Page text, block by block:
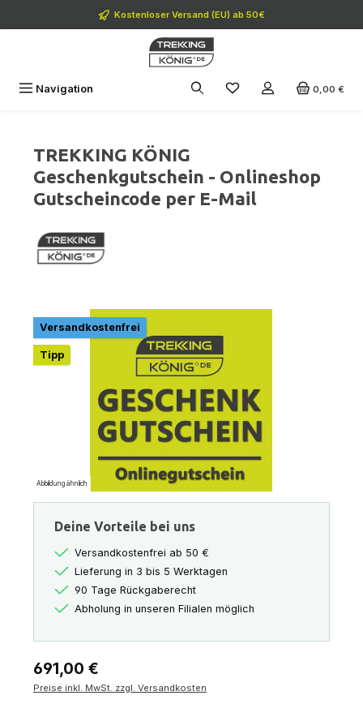
Zum Hauptinhalt springenKostenloser Versand (EU) ab 50€
Navigation 0,00 €
TREKKING KÖNIG
Geschenkgutschein - Onlineshop
Gutscheincode per E-Mail
Bildergalerie überspringen
Versandkostenfrei
Tipp
Abbildung ähnlich
Deine Vorteile bei uns
Versandkostenfrei ab 50 €
Lieferung in 3 bis 5 Werktagen
90 Tage Rückgaberecht
Abholung in unseren Filialen möglich
Regulärer Preis:
691,00 €
Preise inkl. MwSt. zzgl. Versandkosten